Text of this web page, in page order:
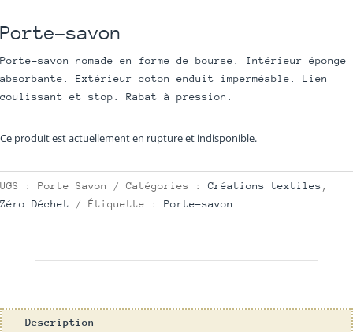
Porte-savon
Porte-savon nomade en forme de bourse. Intérieur éponge
absorbante. Extérieur coton enduit imperméable. Lien
coulissant et stop. Rabat à pression.
Ce produit est actuellement en rupture et indisponible.
UGS : Porte Savon Catégories :Créations textiles ,
Zéro Déchet
Étiquette : Porte-savon
Description